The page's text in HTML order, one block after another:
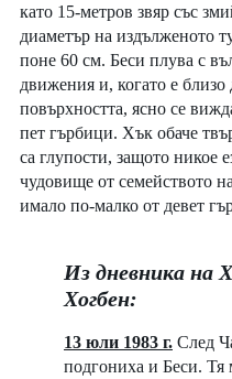
като 15-метров звяр със
диаметър на издълженото
поне 60 см. Беси плува с
движения и, когато е близо
повърхността, ясно се
пет гърбици. Хък обаче
са глупости, защото никое
чудовище от семейството
имало по-малко от девет
Из дневника на
Хогбен:
13 юли 1983 г. След
подгониха и Беси. Тя